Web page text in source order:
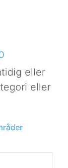
eller
eller